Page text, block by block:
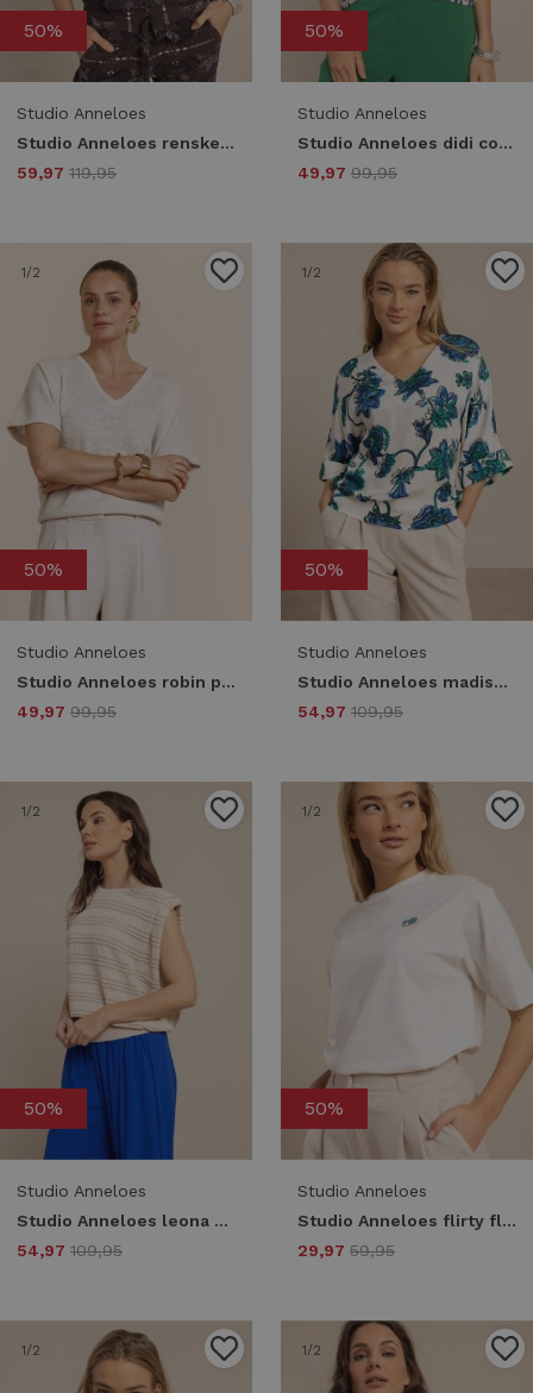
50%
Studio Anneloes
Studio Anneloes renske paisley vneck top 13749 T-shirt Korte mouw 8714 espresso/kit
59,97 119,95
50%
Studio Anneloes
Studio Anneloes didi confetti top 13762 T-shirt Korte mouw 9997 multi color
49,97 99,95
1/2
50%
Studio Anneloes
Studio Anneloes robin paisley top 13774 T-shirt Korte mouw 1400 kit
49,97 99,95
1/2
50%
Studio Anneloes
Studio Anneloes madison flower top 13740 T-shirt Korte mouw 7372 electric blue/grass green
54,97 109,95
1/2
50%
Studio Anneloes
Studio Anneloes leona knitted top 13773 T-shirt Korte mouw 1400 kit
54,97 109,95
1/2
50%
Studio Anneloes
Studio Anneloes flirty flower fiep t-shirt 13766 T-shirt Korte mouw 1100 off white
29,97 59,95
1/2 1/2